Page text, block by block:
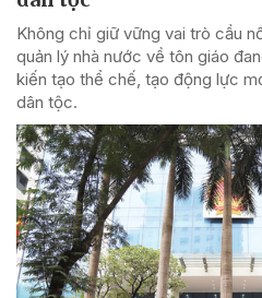
Không chỉ giữ vững vai trò cầu
quản lý nhà nước về tôn giáo
kiến tạo thể chế, tạo động lực
dân tộc.